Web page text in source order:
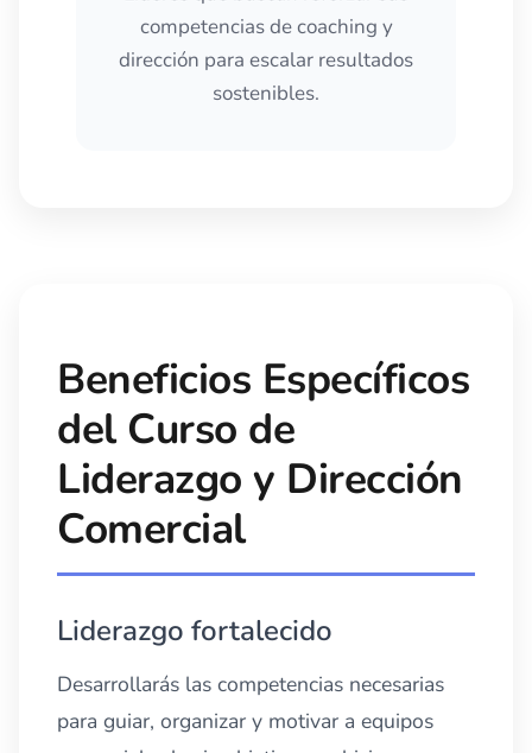
competencias de coaching y
dirección para escalar resultados
sostenibles.
Beneficios Específicos
del Curso de
Liderazgo y Dirección
Comercial
Liderazgo fortalecido
Desarrollarás las competencias necesarias
para guiar, organizar y motivar a equipos